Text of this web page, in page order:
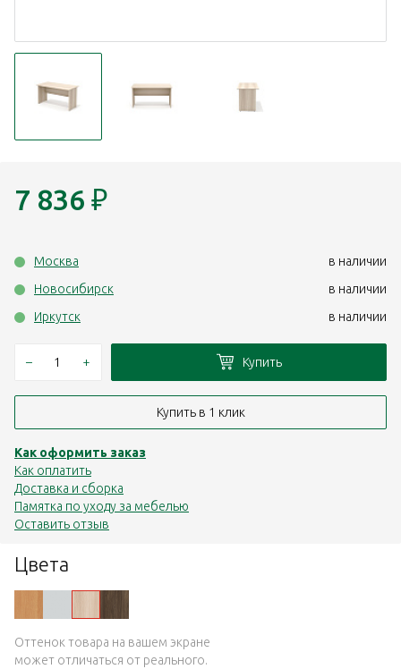
Цвета
Оттенок товара на вашем экране
может отличаться от реального.
7 836 ₽
Москва
в наличии
Новосибирск
в наличии
Иркутск
в наличии
– + Купить
Купить в 1 клик
Как оформить заказ
Как оплатить
Доставка и сборка
Памятка по уходу за мебелью
Оставить отзыв